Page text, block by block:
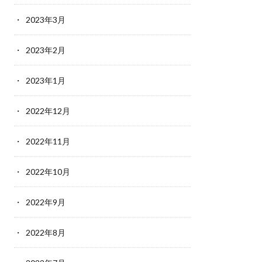
2023年3月
2023年2月
2023年1月
2022年12月
2022年11月
2022年10月
2022年9月
2022年8月